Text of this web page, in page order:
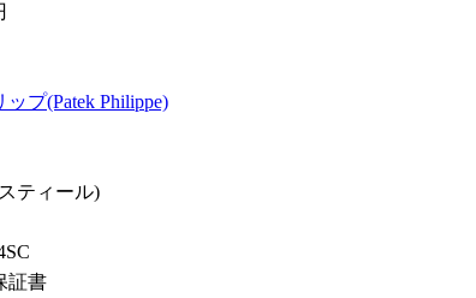
プ(Patek Philippe)
ティール)
証書